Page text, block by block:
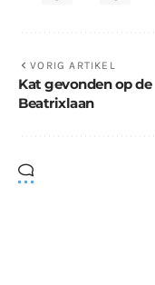
VORIG ARTIKEL
Kat gevonden op de
Beatrixlaan